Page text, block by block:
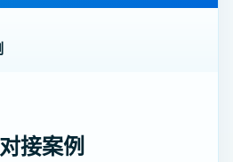
接案例